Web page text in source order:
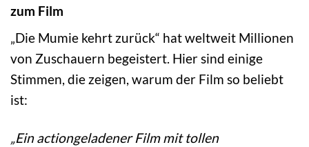
zum Film
„Die Mumie kehrt zurück“ hat weltweit Millionen
von Zuschauern begeistert. Hier sind einige
Stimmen, die zeigen, warum der Film so beliebt
ist:
„Ein actiongeladener Film mit tollen